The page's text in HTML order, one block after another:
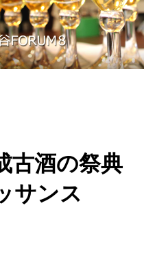
古酒の祭典
サンス